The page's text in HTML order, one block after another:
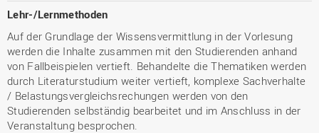
Lehr-/Lernmethoden
Auf der Grundlage der Wissensvermittlung in der Vorlesung
werden die Inhalte zusammen mit den Studierenden anhand
von Fallbeispielen vertieft. Behandelte die Thematiken werden
durch Literaturstudium weiter vertieft, komplexe Sachverhalte
/ Belastungsvergleichsrechungen werden von den
Studierenden selbständig bearbeitet und im Anschluss in der
Veranstaltung besprochen.